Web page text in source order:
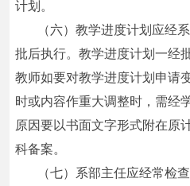
计划。
（六）教学进度计划应经
批后执行。教学进度计划一经
教师如要对教学进度计划申请
时或内容作重大调整时，需经
原因要以书面文字形式附在原
科备案。
（七）系部主任应经常检